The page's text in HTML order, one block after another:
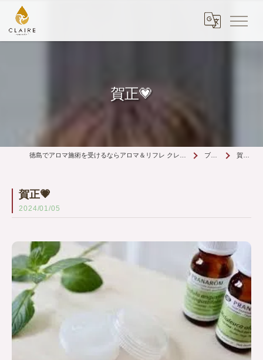
賀正💗
ブログ 賀正💗
賀正💗
2024/01/05